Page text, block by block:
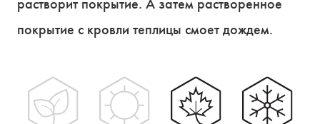
покрытие с кровли теплицы смоет дождем.